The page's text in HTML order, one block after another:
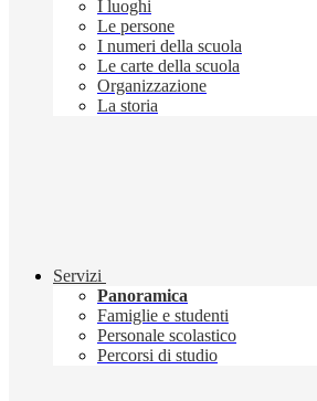
I luoghi
Le persone
I numeri della scuola
Le carte della scuola
Organizzazione
La storia
Servizi
Panoramica
Famiglie e studenti
Personale scolastico
Percorsi di studio